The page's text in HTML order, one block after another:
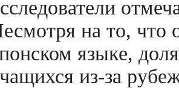
на то, что
языке,
из-за